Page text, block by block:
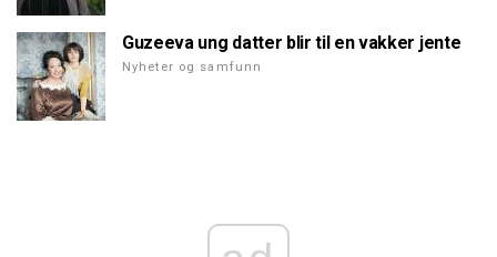
Guzeeva ung datter blir til en vakker jente
Nyheter og samfunn